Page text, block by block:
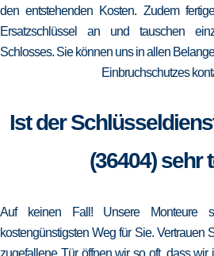
den entstehenden Kosten. Zudem
Ersatzschlüssel an und tauschen
Schlosses. Sie können uns in allen
Einbruchschutzes
Ist der
(36404) sehr
Auf keinen Fall! Unsere Monteure
kostengünstigsten Weg für Sie. Vertrauen
zugefallene Tür öffnen wir so oft, dass